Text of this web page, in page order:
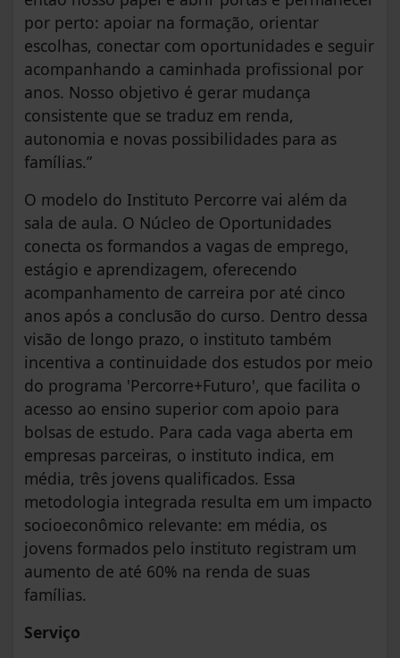
por perto: apoiar na formação, orientar
escolhas, conectar com oportunidades e seguir
acompanhando a caminhada profissional por
anos. Nosso objetivo é gerar mudança
consistente que se traduz em renda,
autonomia e novas possibilidades para as
famílias.”
O modelo do Instituto Percorre vai além da
sala de aula. O Núcleo de Oportunidades
conecta os formandos a vagas de emprego,
estágio e aprendizagem, oferecendo
acompanhamento de carreira por até cinco
anos após a conclusão do curso. Dentro dessa
visão de longo prazo, o instituto também
incentiva a continuidade dos estudos por meio
do programa 'Percorre+Futuro', que facilita o
acesso ao ensino superior com apoio para
bolsas de estudo. Para cada vaga aberta em
empresas parceiras, o instituto indica, em
média, três jovens qualificados. Essa
metodologia integrada resulta em um impacto
socioeconômico relevante: em média, os
jovens formados pelo instituto registram um
aumento de até 60% na renda de suas
famílias.
Serviço